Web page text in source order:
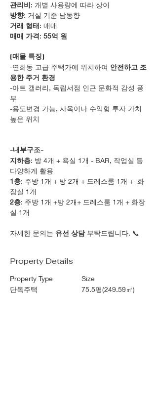
관리비: 개별 사용량에 따라 상이
방향: 거실 기준 남동향
거래 형태: 매매
매매 가격: 55억 원
[매물 특징]
-연희동 고급 주택가에 위치하여 안전하고 조
용한 주거 환경
-아트 갤러리, 독립서점 인근 문화적 감성 풍
부
-용도변경 가능, 사옥이나 수익형 투자 가치
높은 위치
-내부구조-
지하층: 방 4개 + 욕실 1개 - BAR, 작업실 등
다양하게 활용
1층: 주방 1개 + 방 2개 + 드레스룸 1개 +  화
장실 1개
2층: 주방 1개 +방 2개+ 드레스룸 1개 + 화장
실 1개
자세한 문의는 유선 상담 부탁드립니다. 📞
Property Details
Property Type
단독주택
Size
75.5평(249.59㎡)